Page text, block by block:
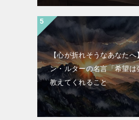
【心が折れそうなあなたへ
ン・ルターの名言「希望は
教えてくれること